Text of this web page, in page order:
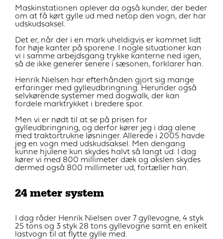
Maskinstationen oplever da også kunder, der beder
om at få kørt gylle ud med netop den vogn, der har
udskudsaksel.
Det er, når der i en mark uheldigvis er kommet lidt
for høje kanter på sporene. I nogle situationer kan
vi i samme arbejdsgang trykke kanterne ned igen,
så de ikke generer senere i sæsonen, forklarer han.
Henrik Nielsen har efterhånden gjort sig mange
erfaringer med gylleudbringning. Herunder også
selvkørende systemer med dogwalk, der kan
fordele marktrykket i bredere spor.
Men vi er nødt til at se på prisen for
gylleudbringning, og derfor kører jeg i dag alene
med traktortrukne løsninger. Allerede i 2005 havde
jeg en vogn med udskudsaksel. Men dengang
kunne hjulene kun skydes halvt så langt ud. I dag
kører vi med 800 millimeter dæk og akslen skydes
dermed også 800 millimeter ud, fortæller han.
24 meter system
I dag råder Henrik Nielsen over 7 gyllevogne, 4 styk
25 tons og 3 styk 28 tons gyllevogne samt en enkelt
lastvogn til at flytte gylle med.